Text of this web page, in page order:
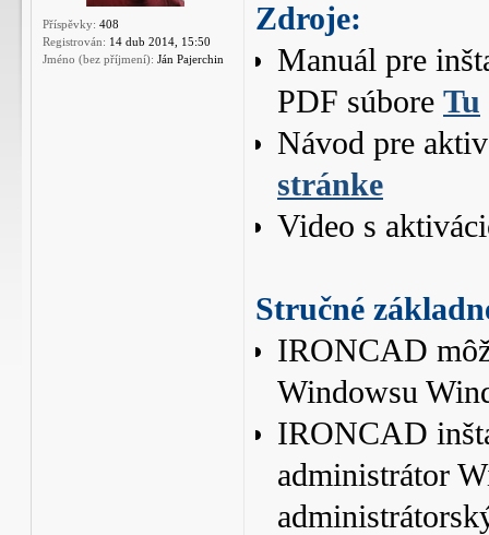
Příspěvky: 408
Registrován: 14 dub 2014, 15:50
Jméno (bez příjmení): Ján Pajerchin
Zdroje:
Manuál pre
PDF súbore Tu
Návod pre
stránke
Video s
Stručné
IRONCAD
Windowsu
IRONCAD
administrátor